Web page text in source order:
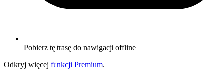
Pobierz tę trasę do nawigacji offline
Odkryj więcej funkcji Premium.